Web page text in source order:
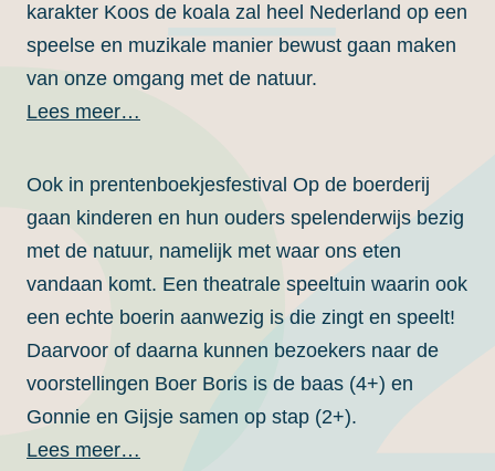
karakter Koos de koala zal heel Nederland op een
speelse en muzikale manier bewust gaan maken
van onze omgang met de natuur.
Lees meer…
Ook in prentenboekjesfestival Op de boerderij
gaan kinderen en hun ouders spelenderwijs bezig
met de natuur, namelijk met waar ons eten
vandaan komt. Een theatrale speeltuin waarin ook
een echte boerin aanwezig is die zingt en speelt!
Daarvoor of daarna kunnen bezoekers naar de
voorstellingen Boer Boris is de baas (4+) en
Gonnie en Gijsje samen op stap (2+).
Lees meer…